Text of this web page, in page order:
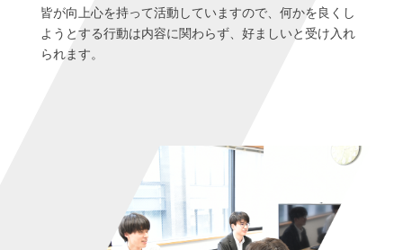
皆が向上心を持って活動していますので、何かを良くし
ようとする行動は内容に関わらず、好ましいと受け入れ
られます。